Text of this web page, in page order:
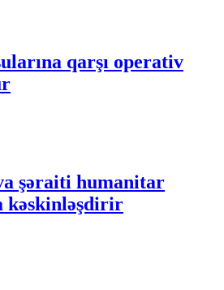
qarşı operativ
şəraiti humanitar
kəskinləşdirir